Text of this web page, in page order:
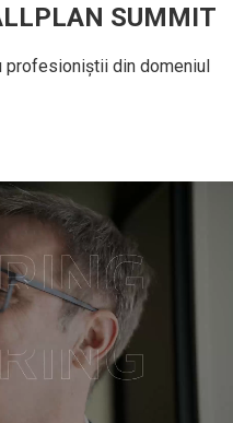
SUMMIT
profesioniștii din domeniul